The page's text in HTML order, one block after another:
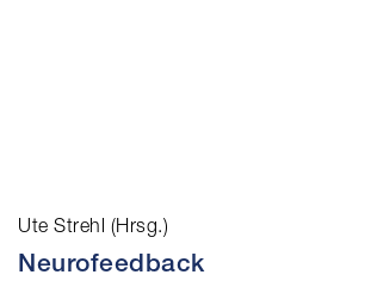
Ute Strehl (Hrsg.)
Neurofeedback